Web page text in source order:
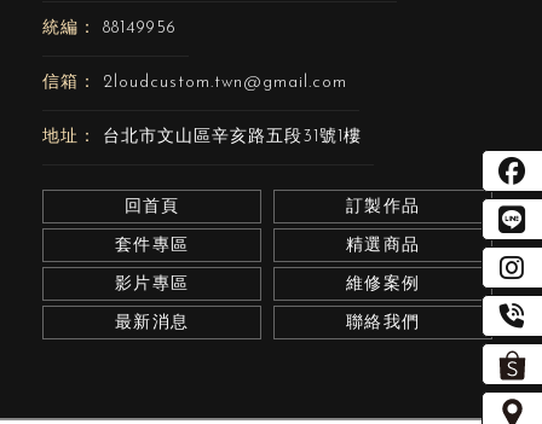
88149956
2loudcustom.twn@gmail.com
台北市文山區辛亥路五段31號1樓
回首頁 訂製作品
套件專區 精選商品
影片專區 維修案例
最新消息 聯絡我們